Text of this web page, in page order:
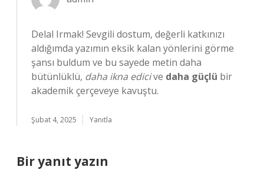
Delal Irmak! Sevgili dostum, değerli katkınızı
aldığımda yazımın eksik kalan yönlerini görme
şansı buldum ve bu sayede metin daha
bütünlüklü, daha ikna edicive daha güçlü bir
akademik çerçeveye kavuştu.
Şubat 4, 2025 Yanıtla
Bir yanıt yazın